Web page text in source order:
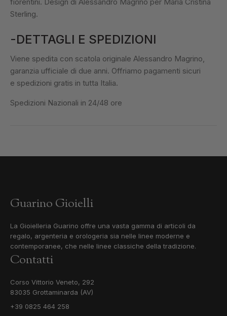
fiorentini. Design di Alessandro Magrino per Maria Cristina
Sterling.
-DETTAGLI E SPEDIZIONI
Viene spedita con scatola originale Alessandro Magrino,
garanzia ufficiale di due anni. Offriamo pagamenti sicuri
e spedizioni gratis in tutta Italia.
Spedizioni Nazionali in 24/48 ore
Guarino Gioielli
La Gioielleria Guarino offre una vasta gamma di articoli da
regalo, argenteria e orologeria sia nelle linee moderne e
contemporanee, che nelle linee classiche della tradizione.
Contatti
Corso Vittorio Veneto, 292
83035 Grottaminarda (AV)
+39 0825 464 258